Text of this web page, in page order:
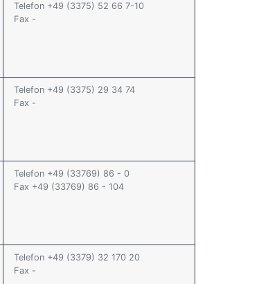
Telefon +49 (3375) 52 66 7-10
Fax -
Telefon +49 (3375) 29 34 74
Fax -
Telefon +49 (33769) 86 - 0
Fax +49 (33769) 86 - 104
Telefon +49 (3379) 32 170 20
Fax -